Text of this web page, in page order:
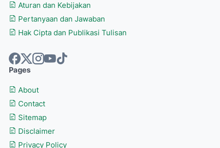
Aturan dan Kebijakan
Pertanyaan dan Jawaban
Hak Cipta dan Publikasi Tulisan
Pages
About
Contact
Sitemap
Disclaimer
Privacy Policy